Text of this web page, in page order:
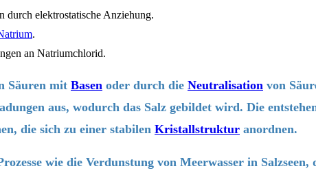
elektrostatische Anziehung.
.
an Natriumchlorid.
Säuren mit Basen oder durch die Neutralisation von
aus, wodurch das Salz gebildet wird. Die
die sich zu einer stabilen Kristallstruktur anordnen.
wie die Verdunstung von Meerwasser in